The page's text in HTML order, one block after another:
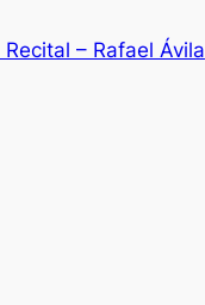
Recital – Rafael Ávila